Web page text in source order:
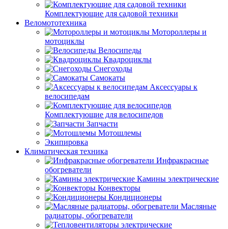
Комплектующие для садовой техники
Веломототехника
Мотороллеры и
мотоциклы
Велосипеды
Квадроциклы
Снегоходы
Самокаты
Аксессуары к
велосипедам
Комплектующие для велосипедов
Запчасти
Мотошлемы
Экипировка
Климатическая техника
Инфракрасные
обогреватели
Камины электрические
Конвекторы
Кондиционеры
Масляные
радиаторы, обогреватели